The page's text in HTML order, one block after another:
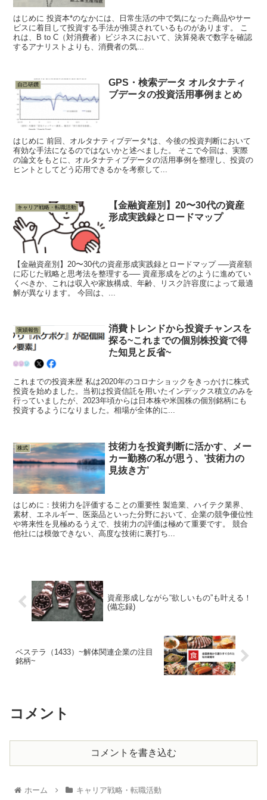
はじめに 投資本*のなかには、日常生活の中で気になった商品やサー
ビスに着目して投資する手法が推奨されているものがあります。 こ
れは、B to C（対消費者）ビジネスにおいて、決算発表で数字を確認
するアナリストよりも、消費者の気...
自己研鑽
GPS・検索データ オルタナティ
ブデータの投資活用事例まとめ
はじめに 前回、オルタナティブデータ*は、今後の投資判断において
有効な手法になるのではないかと述べました。 そこで今回は、実際
の論文をもとに、オルタナティブデータの活用事例を整理し、投資の
ヒントとしてどう応用できるかを考察して...
キャリア戦略・転職活動
【金融資産別】20〜30代の資産
形成実践録とロードマップ
【金融資産別】20〜30代の資産形成実践録とロードマップ ──資産額
に応じた戦略と思考法を整理する── 資産形成をどのように進めてい
くべきか、これは収入や家族構成、年齢、リスク許容度によって最適
解が異なります。 今回は、...
実績報告
消費トレンドから投資チャンスを
探る~これまでの個別株投資で得
た知見と反省~
これまでの投資来歴 私は2020年のコロナショックをきっかけに株式
投資を始めました。当初は投資信託を用いたインデックス積立のみを
行っていましたが、2023年頃からは日本株や米国株の個別銘柄にも
投資するようになりました。相場が全体的に...
株式
技術力を投資判断に活かす、メー
カー勤務の私が思う、’技術力の
見抜き方’
はじめに：技術力を評価することの重要性 製造業、ハイテク業界、
素材、エネルギー、医薬品といった分野において、企業の競争優位性
や将来性を見極めるうえで、技術力の評価は極めて重要です。 競合
他社には模倣できない、高度な技術に裏打ち...
資産形成しながら“欲しいもの”も叶える！
(備忘録)
ベステラ（1433）~解体関連企業の注目
銘柄~
コメント
コメントを書き込む
ホーム キャリア戦略・転職活動